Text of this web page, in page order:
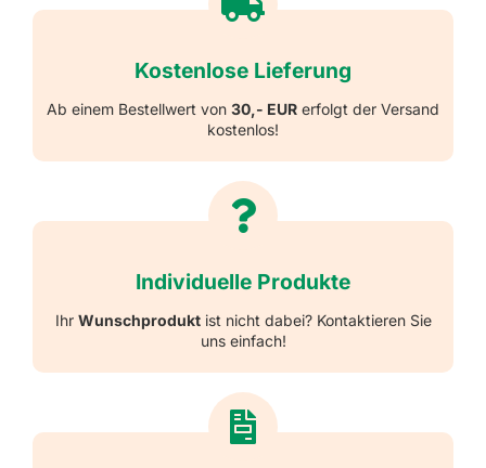
Kostenlose Lieferung
Ab einem Bestellwert von 30,- EUR erfolgt der Versand
kostenlos!
Individuelle Produkte
Ihr Wunschproduktist nicht dabei? Kontaktieren Sie
uns einfach!